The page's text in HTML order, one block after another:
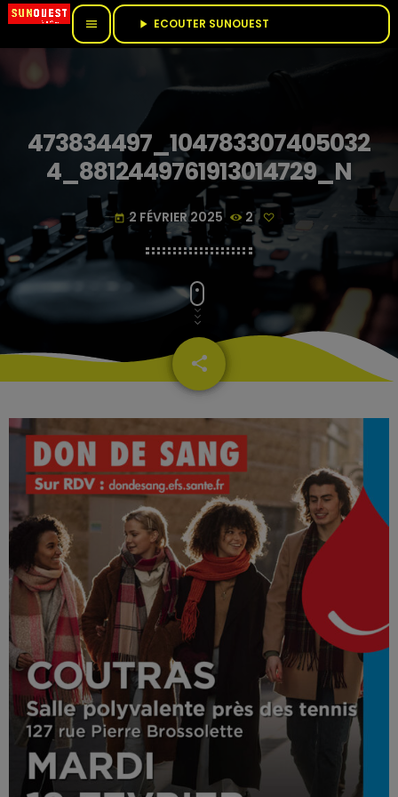
menu play_arrow
473834497_104783307405032
4_8812449761913014729_N
today 2 FÉVRIER 2025 2
share
email